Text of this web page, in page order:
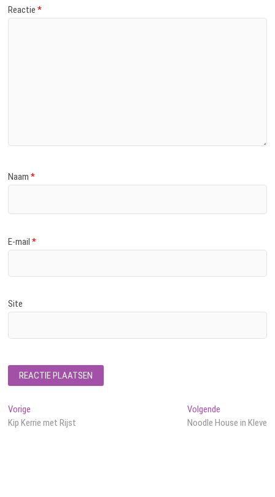
Reactie*
Naam*
E-mail*
Site
Bericht
navigatie
Vorige
bericht:
Kip Kerrie met Rijst
VolgendeVolgend
bericht:
Noodle House in Kleve